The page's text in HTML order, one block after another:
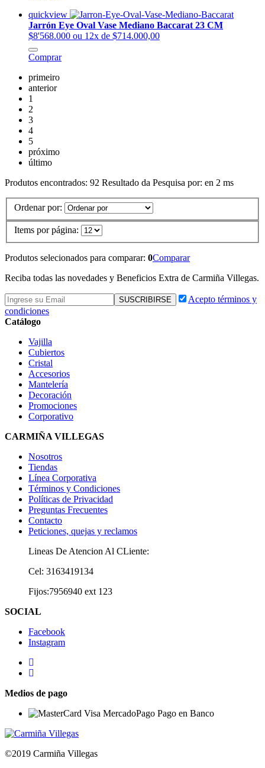
quickview
Jarrón Eye Oval Vase Mediano Baccarat 23 CM
$8'568.000 ou 12x de $714.000,00
Comprar
primeiro
anterior
1
2
3
4
5
próximo
último
Produtos encontrados: 92 Resultado da Pesquisa por: en 2 ms
Ordenar por:
Items por página:
Produtos selecionados para comparar: 0Comparar
Reciba todas las novedades y Beneficios Extra de Carmiña Villegas.
Acepto términos y
condiciones
Catálogo
Vajilla
Cubiertos
Cristal
Accesorios
Mantelería
Decoración
Promociones
Corporativo
CARMIÑA VILLEGAS
Nosotros
Tiendas
Línea Corporativa
Términos y Condiciones
Políticas de Privacidad
Preguntas Frecuentes
Contacto
Peticiones, quejas y reclamos
Lineas De Atencion Al CLiente:
Cel: 3163419134
Fijos:7956940 ext 123
SOCIAL
Facebook
Instagram
Medios de pago
©2019 Carmiña Villegas